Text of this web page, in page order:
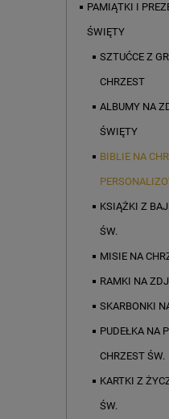
PAMIĄTKI I
ŚWIĘTY
SZTUĆCE Z
CHRZEST
ALBUMY NA
ŚWIĘTY
BIBLIE NA
KSIĄŻKI Z
ŚW.
MISIE NA
RAMKI NA
SKARBONKI
PUDEŁKA NA
CHRZEST ŚW.
KARTKI Z
ŚW.